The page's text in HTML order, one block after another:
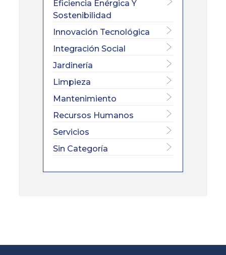
Eficiencia Enérgica Y
Sostenibilidad
Innovación Tecnológica
Integración Social
Jardinería
Limpieza
Mantenimiento
Recursos Humanos
Servicios
Sin Categoría